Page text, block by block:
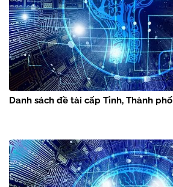
Danh sách đề tài cấp Tỉnh, Thành phố